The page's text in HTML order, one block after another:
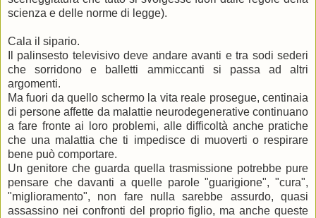
scienza e delle norme di legge).
Cala il sipario.
Il palinsesto televisivo deve andare avanti e tra sodi sederi
che sorridono e balletti ammiccanti si passa ad altri
argomenti.
Ma fuori da quello schermo la vita reale prosegue, centinaia
di persone affette da malattie neurodegenerative continuano
a fare fronte ai loro problemi, alle difficoltà anche pratiche
che una malattia che ti impedisce di muoverti o respirare
bene può comportare.
Un genitore che guarda quella trasmissione potrebbe pure
pensare che davanti a quelle parole "guarigione", "cura",
"miglioramento", non fare nulla sarebbe assurdo, quasi
assassino nei confronti del proprio figlio, ma anche queste